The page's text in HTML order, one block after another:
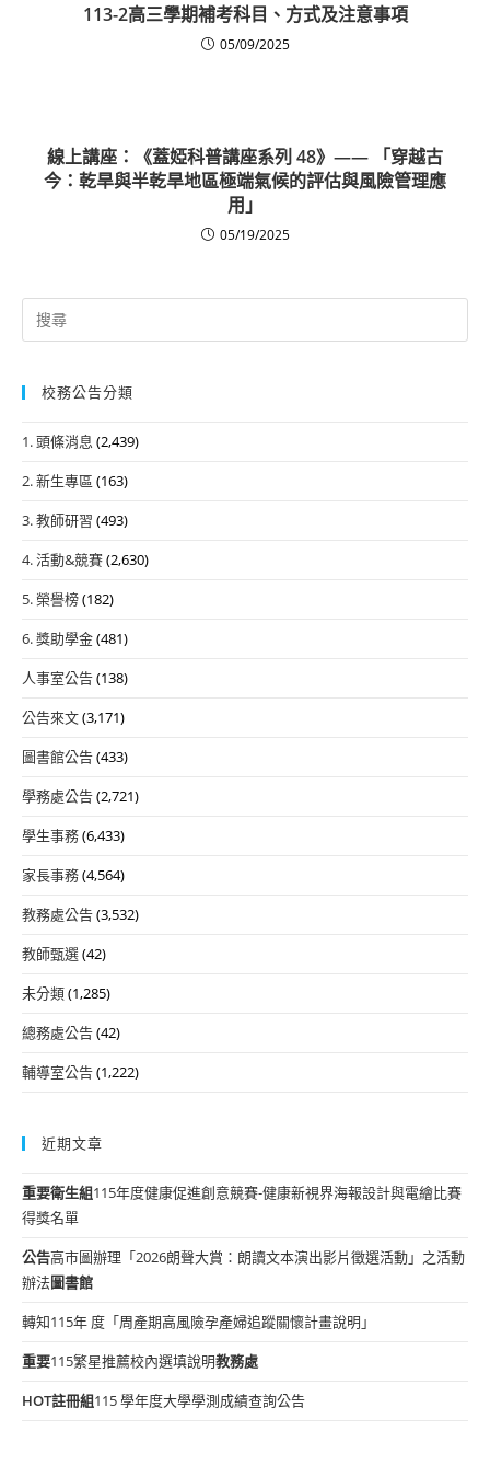
113-2高三學期補考科目、方式及注意事項
05/09/2025
線上講座：《蓋婭科普講座系列 48》—— 「穿越古
今：乾旱與半乾旱地區極端氣候的評估與風險管理應
用」
05/19/2025
Search
for:
校務公告分類
1. 頭條消息 (2,439)
2. 新生專區 (163)
3. 教師研習 (493)
4. 活動&競賽(2,630)
5. 榮譽榜(182)
6. 獎助學金(481)
人事室公告(138)
公告來文(3,171)
圖書館公告(433)
學務處公告(2,721)
學生事務(6,433)
家長事務(4,564)
教務處公告(3,532)
教師甄選(42)
未分類(1,285)
總務處公告(42)
輔導室公告(1,222)
近期文章
重要衛生組115年度健康促進創意競賽-健康新視界海報設計與電繪比賽
得獎名單
公告高市圖辦理「2026朗聲大賞：朗讀文本演出影片徵選活動」之活動
辦法圖書館
轉知115年 度「周產期高風險孕產婦追蹤關懷計畫說明」
重要115繁星推薦校內選填說明教務處
HOT註冊組115 學年度大學學測成績查詢公告